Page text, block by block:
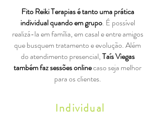
Fito Reiki Terapias é tanto uma prática
individual quando em grupo. É possível
realizá-la em família, em casal e entre amigos
que busquem tratamento e evolução. Além
do atendimento presencial,Taís Viegas
também faz sessões onlinecaso seja melhor
para os clientes.
Individual